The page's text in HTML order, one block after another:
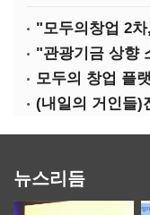
"모두의창업 2
뉴스리듬